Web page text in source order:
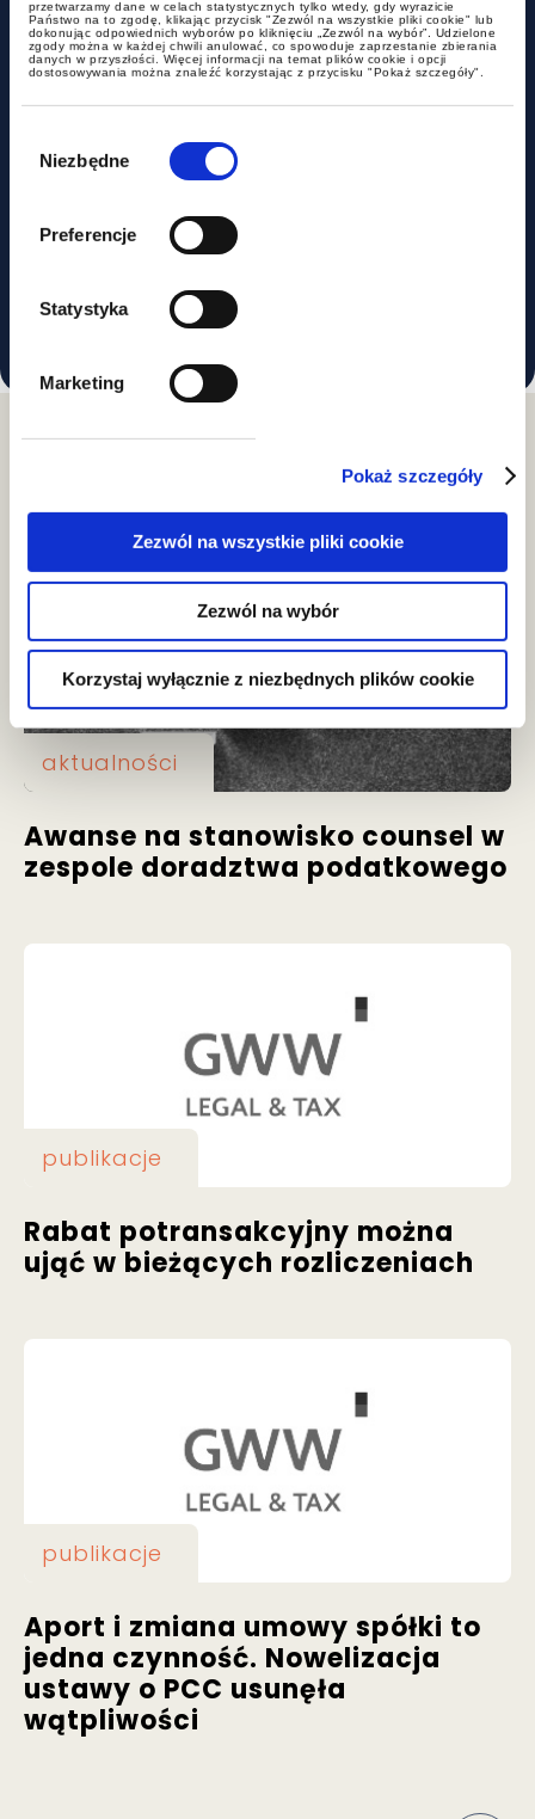
przetwarzamy dane w celach statystycznych tylko wtedy, gdy wyrazicie
Państwo na to zgodę, klikając przycisk "Zezwól na wszystkie pliki cookie" lub
dokonując odpowiednich wyborów po kliknięciu „Zezwól na wybór”. Udzielone
zgody można w każdej chwili anulować, co spowoduje zaprzestanie zbierania
danych w przyszłości. Więcej informacji na temat plików cookie i opcji
dostosowywania można znaleźć korzystając z przycisku "Pokaż szczegóły".
zgody
Niezbędne
Preferencje
Statystyka
Marketing
Pokaż szczegóły
Zezwól na wszystkie pliki cookie
Zezwól na wybór
Korzystaj wyłącznie z niezbędnych plików cookie
rzecz Cellnex Telecom
Polkomtel Infrastruktura
aktualności
Awanse na stanowisko counsel w
zespole doradztwa podatkowego
publikacje
Rabat potransakcyjny można
ująć w bieżących rozliczeniach
publikacje
Aport i zmiana umowy spółki to
jedna czynność. Nowelizacja
ustawy o PCC usunęła
wątpliwości